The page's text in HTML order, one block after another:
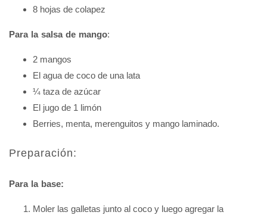
8 hojas de colapez
Para la salsa de mango:
2 mangos
El agua de coco de una lata
¼ taza de azúcar
El jugo de 1 limón
Berries, menta, merenguitos y mango laminado.
Preparación:
Para la base:
Moler las galletas junto al coco y luego agregar la